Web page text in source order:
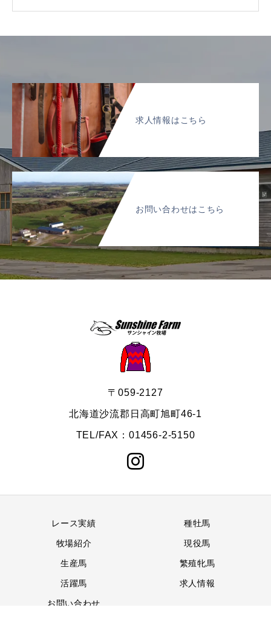
求人情報はこちら
お問い合わせはこちら
〒059-2127
北海道沙流郡日高町旭町46-1
TEL/FAX：01456-2-5150
レース実績 種牡馬
牧場紹介 現役馬
生産馬 繁殖牝馬
活躍馬 求人情報
お問い合わせ